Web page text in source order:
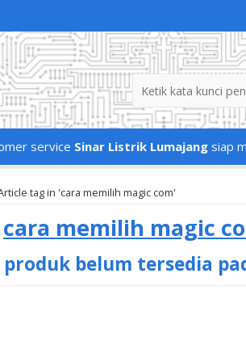
service Sinar Listrik Lumajang siap
tag in 'cara memilih magic com'
cara memilih magic
produk belum tersedia